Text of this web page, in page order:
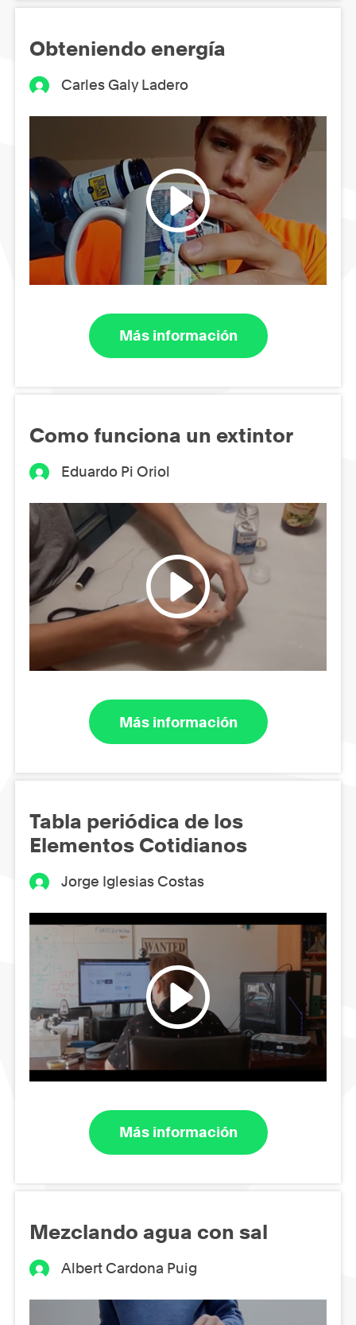
Obteniendo energía
Carles Galy Ladero
Más información
Como funciona un extintor
Eduardo Pi Oriol
Más información
Tabla periódica de los
Elementos Cotidianos
Jorge Iglesias Costas
Más información
Mezclando agua con sal
Albert Cardona Puig